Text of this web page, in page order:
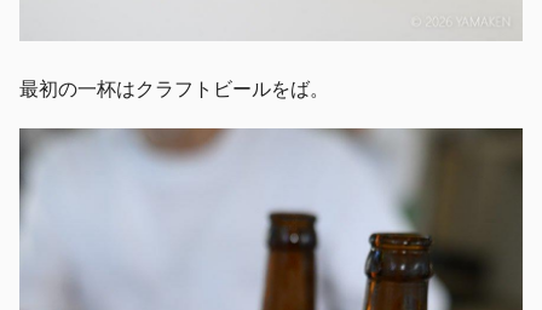
最初の一杯はクラフトビールをば。